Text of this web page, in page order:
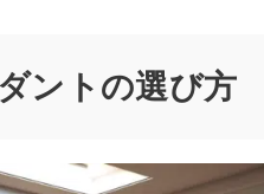
ントの選び方